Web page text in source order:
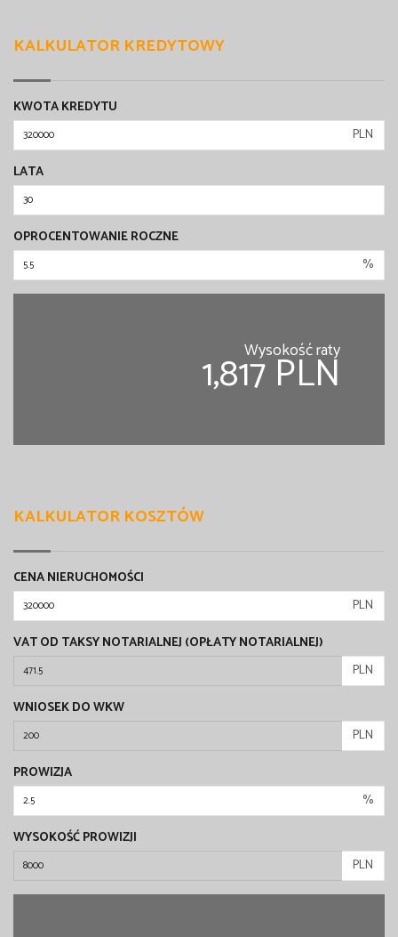
KALKULATOR KREDYTOWY
KWOTA KREDYTU
PLN
LATA
OPROCENTOWANIE ROCZNE
%
Wysokość raty
1,817 PLN
KALKULATOR KOSZTÓW
CENA NIERUCHOMOŚCI
PLN
VAT OD TAKSY NOTARIALNEJ (OPŁATY NOTARIALNEJ)
PLN
WNIOSEK DO WKW
PLN
PROWIZJA
%
WYSOKOŚĆ PROWIZJI
PLN